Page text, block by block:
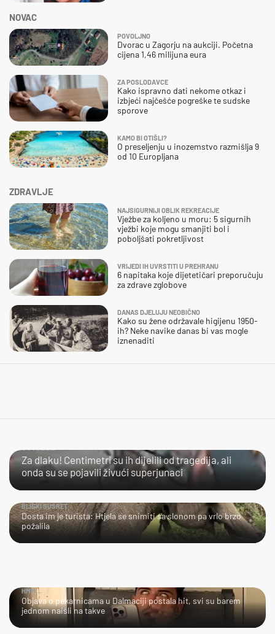
ZDRAVLJE
NAJSIGURNIJI OBLIK REKREACIJE
Vježbe za koljeno u moru: 5 sigurnih
vježbi koje mogu smanjiti bol i
poboljšati pokretljivost
VRIJEDI IH UVRSTITI U PREHRANU
6 napitaka koje dijetetičari preporučuju
za zdrave zglobove
DANAS DJELUJU NEOBIČNO
Kako su žene održavale higijenu 1950-
ih? Neke navike danas bi vas mogle
iznenaditi
NOVAC
POVOLJNO
Dvorac u Zagorju na aukciji. Početna
cijena 1,46 milijuna eura
ZA POSLODAVCE
Kako ispravno dati nekome otkaz i
izbjeći najčešće pogreške te sudske
sporove
KAMO BI OTIŠLI?
O preseljenju u inozemstvo razmišlja 9
od 10 Europljana
Za dlaku! Centimetri su ih dijelili od tragedija, ali
onda su se pojavili živući superjunaci
BLISKI SUSRET
Dosta im je turista: Htjela se snimiti sa slonom pa vrlo brzo
požalila
HMM…
Objava o pekarnicama u Dalmaciji postala hit, svi su barem
jednom naišli na takve